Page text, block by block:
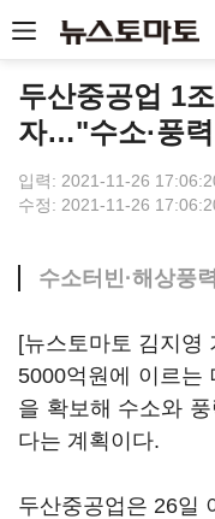
두산중공업 1
자…"수소·풍
입력: 2021-11-26
수정: 2021-11-26
수소터빈·해상풍
[뉴스토마토 김지영
5000억원에 이르는
을 확보해 수소와
다는 계획이다.
두산중공업은 26일